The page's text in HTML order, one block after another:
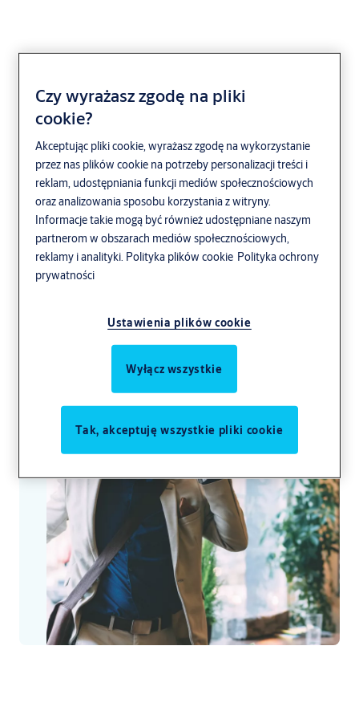
Powłoka
antybakteryjna
ASSA ABLOY oferuje całą gamę powłok o
działaniu antybakteryjnym. Skuteczność
powłok zastosowanych na wyrobach ASSA
odpowiednimi badaniami i certyfikatami.
Czy wyrażasz zgodę na pliki
cookie?
Akceptując pliki cookie, wyrażasz zgodę na wykorzystanie
przez nas plików cookie na potrzeby personalizacji treści i
reklam, udostępniania funkcji mediów społecznościowych
oraz analizowania sposobu korzystania z witryny.
Informacje takie mogą być również udostępniane naszym
partnerom w obszarach mediów społecznościowych,
reklamy i analityki. Polityka plików cookie Polityka ochrony
prywatności
Ustawienia plików cookie
Wyłącz wszystkie
Tak, akceptuję wszystkie pliki cookie